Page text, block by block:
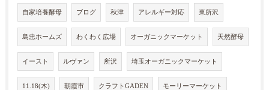
自家培養酵母 ブログ 秋津 アレルギー対応 東所沢
島忠ホームズ わくわく広場 オーガニックマーケット 天然酵母
イースト ルヴァン 所沢 埼玉オーガニックマーケット
11.18(木) 朝霞市 クラフトGADEN モーリーマーケット